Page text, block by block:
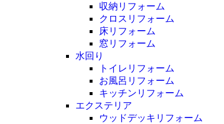
収納リフォーム
クロスリフォーム
床リフォーム
窓リフォーム
水回り
トイレリフォーム
お風呂リフォーム
キッチンリフォーム
エクステリア
ウッドデッキリフォーム